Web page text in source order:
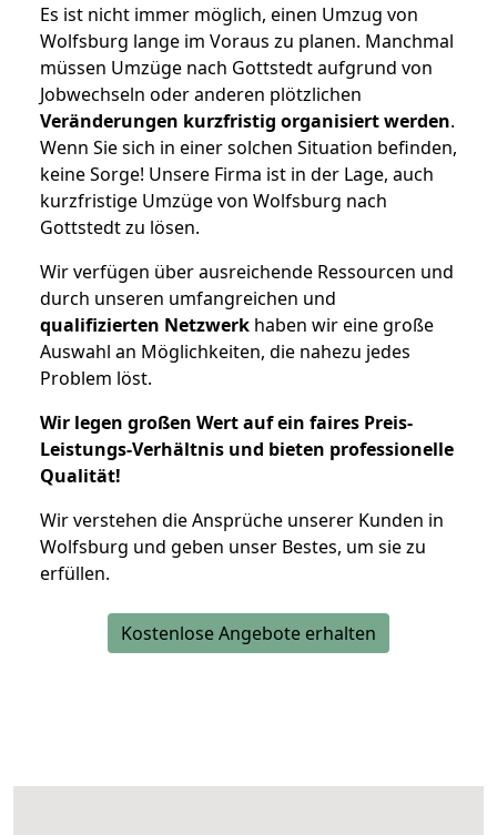
Es ist nicht immer möglich, einen Umzug von
Wolfsburg lange im Voraus zu planen. Manchmal
müssen Umzüge nach Gottstedt aufgrund von
Jobwechseln oder anderen plötzlichen
Veränderungen kurzfristig organisiert werden.
Wenn Sie sich in einer solchen Situation befinden,
keine Sorge! Unsere Firma ist in der Lage, auch
kurzfristige Umzüge von Wolfsburg nach
Gottstedt zu lösen.
Wir verfügen über ausreichende Ressourcen und
durch unseren umfangreichen und
qualifizierten Netzwerk haben wir eine große
Auswahl an Möglichkeiten, die nahezu jedes
Problem löst.
Wir legen großen Wert auf ein faires Preis-
Leistungs-Verhältnis und bieten professionelle
Qualität!
Wir verstehen die Ansprüche unserer Kunden in
Wolfsburg und geben unser Bestes, um sie zu
erfüllen.
Kostenlose Angebote erhalten